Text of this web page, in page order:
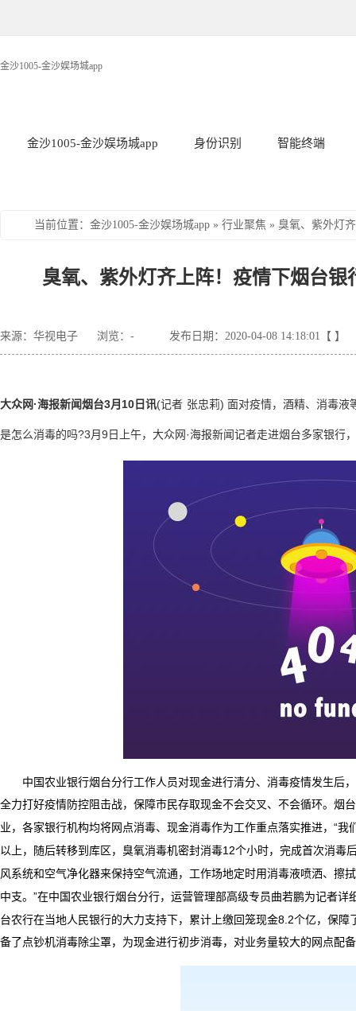
金沙1005-金沙娱场城app
金沙1005-金沙娱场城app 身份识别 智能终端
当前位置 ： 金沙1005-金沙娱场城app » 行业聚焦 » 臭氧、紫外灯
臭氧、紫外灯齐上阵！疫情下烟台银
来源：华视电子 浏览： - 发布日期：2020-04-08 14:18:01【 】
大众网 ·海报新闻烟台3月 10 日讯(记者 张忠莉) 面对疫情，酒精、消毒液
是怎么消毒的吗?3月 9 日上午，大众网 ·海报新闻记者走进烟台多家银行
中国农业银行烟台分行工作人员对现金进行清分、消毒疫情发生后
全力打好疫情防控阻击战，保障市民存取现金不会交叉、不会循环。烟
业，各家银行机构均将网点消毒、现金消毒作为工作重点落实推进， “我
以上，随后转移到库区，臭氧消毒机密封消毒12个小时，完成首次消毒
风系统和空气净化器来保持空气流通，工作场地定时用消毒液喷洒、擦
中支。 ”在中国农业银行烟台分行，运营管理部高级专员曲若鹏为记者
台农行在当地人民银行的大力支持下，累计上缴回笼现金8.2个亿，保障
备了点钞机消毒除尘罩，为现金进行初步消毒，对业务量较大的网点配